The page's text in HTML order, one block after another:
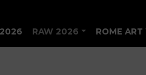
RAW 2026 ROME ART